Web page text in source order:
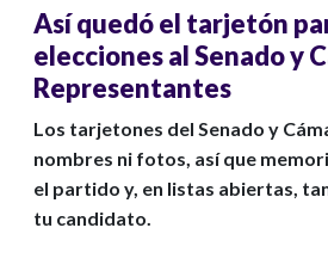
Así quedó el tarjetón
elecciones al Senado y
Representantes
Los tarjetones del Senado y
nombres ni fotos, así que
el partido y, en listas abiertas,
tu candidato.